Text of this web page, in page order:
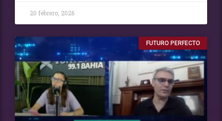
20 febrero, 2026
FUTURO PERFECTO